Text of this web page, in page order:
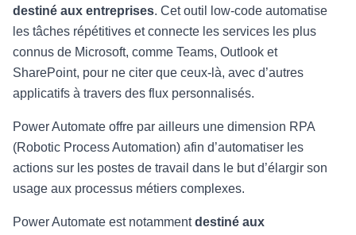
destiné aux entreprises. Cet outil low-code automatise
les tâches répétitives et connecte les services les plus
connus de Microsoft, comme Teams, Outlook et
SharePoint, pour ne citer que ceux-là, avec d’autres
applicatifs à travers des flux personnalisés.
Power Automate offre par ailleurs une dimension RPA
(Robotic Process Automation) afin d’automatiser les
actions sur les postes de travail dans le but d’élargir son
usage aux processus métiers complexes.
Power Automate est notammentdestiné aux